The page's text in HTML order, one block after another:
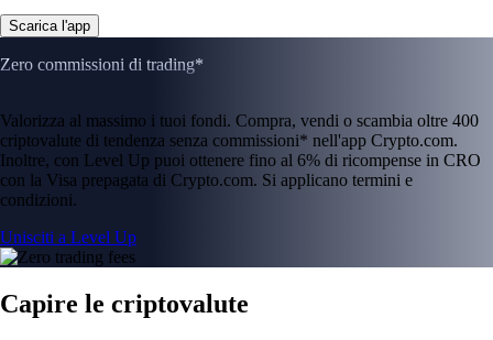
Scarica l'app
Zero commissioni di trading*
Valorizza al massimo i tuoi fondi. Compra, vendi o scambia oltre 400
criptovalute di tendenza senza commissioni* nell'app Crypto.com.
Inoltre, con Level Up puoi ottenere fino al 6% di ricompense in CRO
con la Visa prepagata di Crypto.com. Si applicano termini e
condizioni.
Unisciti a Level Up
Capire le criptovalute